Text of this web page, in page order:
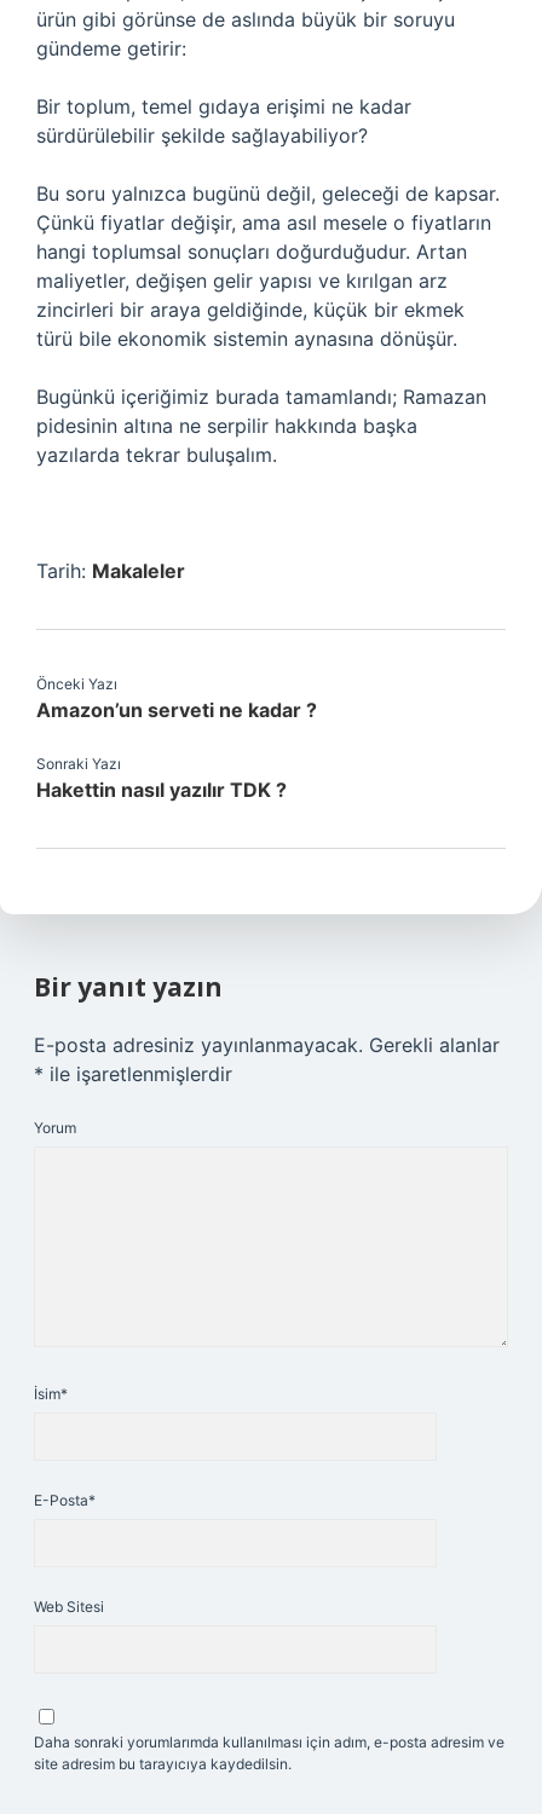
ürün gibi görünse de aslında büyük bir soruyu
gündeme getirir:
Bir toplum, temel gıdaya erişimi ne kadar
sürdürülebilir şekilde sağlayabiliyor?
Bu soru yalnızca bugünü değil, geleceği de kapsar.
Çünkü fiyatlar değişir, ama asıl mesele o fiyatların
hangi toplumsal sonuçları doğurduğudur. Artan
maliyetler, değişen gelir yapısı ve kırılgan arz
zincirleri bir araya geldiğinde, küçük bir ekmek
türü bile ekonomik sistemin aynasına dönüşür.
Bugünkü içeriğimiz burada tamamlandı; Ramazan
pidesinin altına ne serpilir hakkında başka
yazılarda tekrar buluşalım.
Tarih: Makaleler
Önceki Yazı
Amazon’un serveti ne kadar ?
Sonraki Yazı
Hakettin nasıl yazılır TDK ?
Bir yanıt yazın
E-posta adresiniz yayınlanmayacak. Gerekli alanlar
* ile işaretlenmişlerdir
Yorum
İsim*
E-Posta*
Web Sitesi
Daha sonraki yorumlarımda kullanılması için adım, e-posta adresim ve
site adresim bu tarayıcıya kaydedilsin.